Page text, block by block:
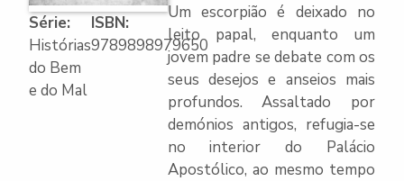
Série:
Histórias
do Bem
e do Mal
ISBN:
9789898979650
Um escorpião é deixado no
leito papal, enquanto um
jovem padre se debate com os
seus desejos e anseios mais
profundos. Assaltado por
demónios antigos, refugia-se
no interior do Palácio
Apostólico, ao mesmo tempo